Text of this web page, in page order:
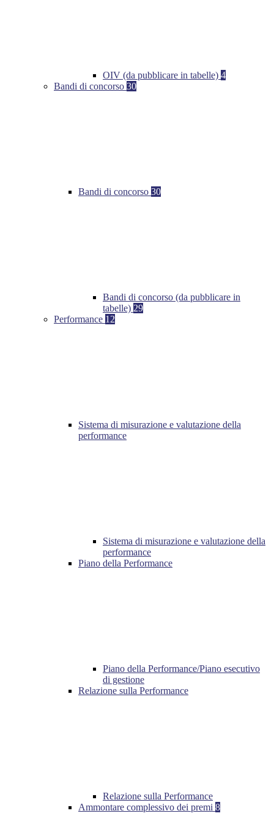
OIV (da pubblicare in tabelle) 4
Bandi di concorso 30
Bandi di concorso 30
Bandi di concorso (da pubblicare in
tabelle) 29
Performance 12
Sistema di misurazione e valutazione della
performance
Sistema di misurazione e valutazione della
performance
Piano della Performance
Piano della Performance/Piano esecutivo
di gestione
Relazione sulla Performance
Relazione sulla Performance
Ammontare complessivo dei premi 8